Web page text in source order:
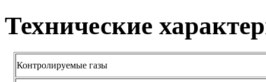
Технические
Контролируемые газы